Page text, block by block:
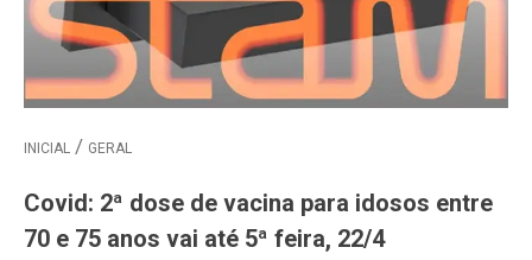
INICIAL GERAL
Covid: 2ª dose de vacina para idosos entre
70 e 75 anos vai até 5ª feira, 22/4